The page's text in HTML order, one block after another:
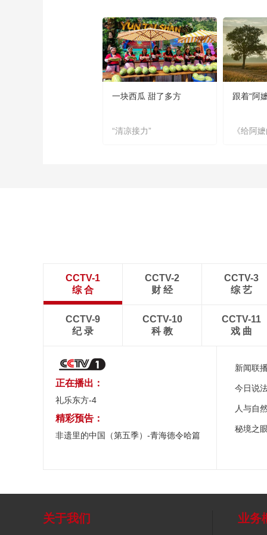
一块西瓜 甜了多方
“清凉接力”
跟着“阿
《给阿
CCTV-1
综 合
CCTV-2
财 经
CCTV-3
综 艺
CCTV-9
纪 录
CCTV-10
科 教
CCTV-11
戏 曲
正在播出：
礼乐东方-4
精彩预告：
非遗里的中国（第五季）-青海德令哈篇
新闻联
今日说
人与自
秘境之
关于我们 业务